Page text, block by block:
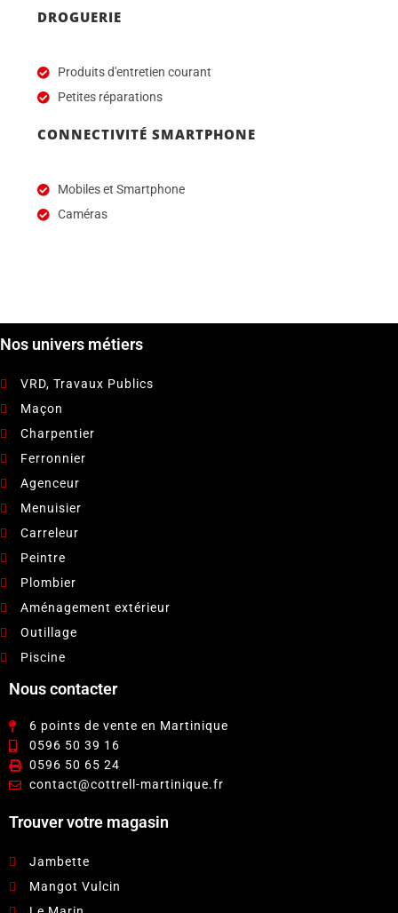
DROGUERIE
Produits d'entretien courant
Petites réparations
CONNECTIVITÉ SMARTPHONE
Mobiles et Smartphone
Caméras
Nos univers métiers
VRD, Travaux Publics
Maçon
Charpentier
Ferronnier
Agenceur
Menuisier
Carreleur
Peintre
Plombier
Aménagement extérieur
Outillage
Piscine
Nous contacter
6 points de vente en Martinique
0596 50 39 16
0596 50 65 24
contact@cottrell-martinique.fr
Trouver votre magasin
Jambette
Mangot Vulcin